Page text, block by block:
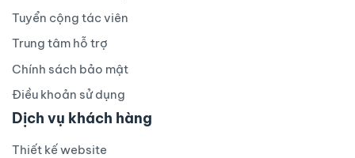
Tuyển cộng tác viên
Trung tâm hỗ trợ
Chính sách bảo mật
Điều khoản sử dụng
Dịch vụ khách hàng
Thiết kế website